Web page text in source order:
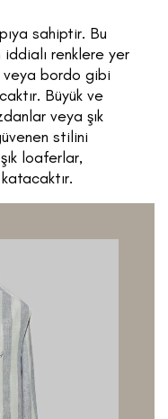
sahiptir. Bu
renklere yer
veya bordo gibi
Büyük ve
veya şık
stilini
loaferlar,